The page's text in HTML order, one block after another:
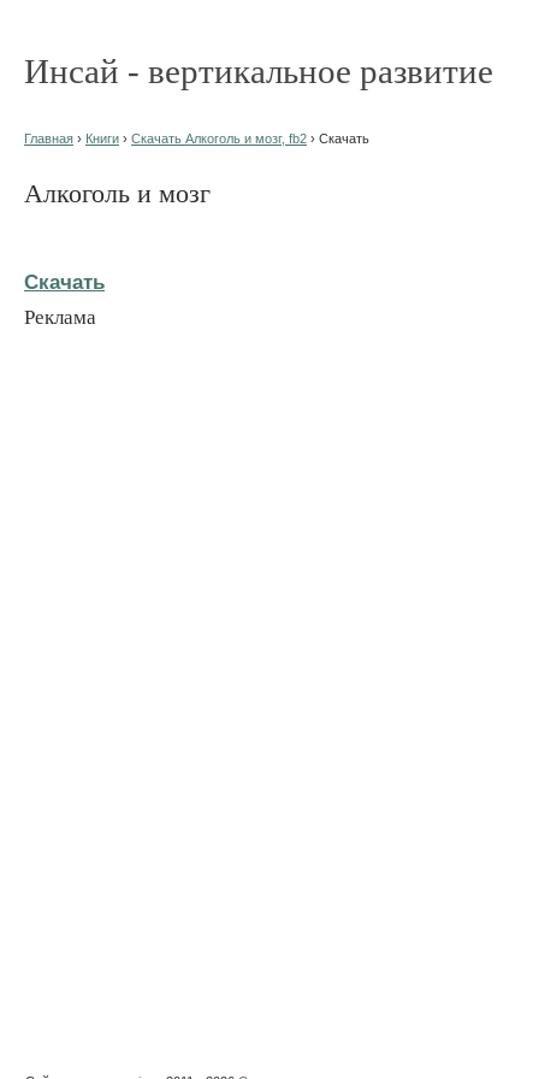
Инсай - вертикальное развитие
Главная › Книги › Скачать Алкоголь и мозг, fb2 › Скачать
Алкоголь и мозг
Скачать
Реклама